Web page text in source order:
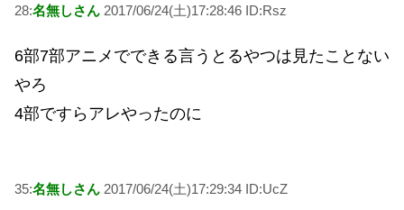
28:名無しさん 2017/06/24(土)17:28:46 ID:Rsz
6部7部アニメでできる言うとるやつは見たことない
やろ
4部ですらアレやったのに
35:名無しさん 2017/06/24(土)17:29:34 ID:UcZ